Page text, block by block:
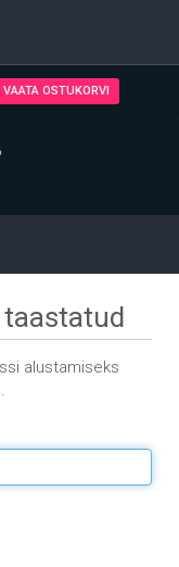
VAATA OSTUKORVI
alustamiseks